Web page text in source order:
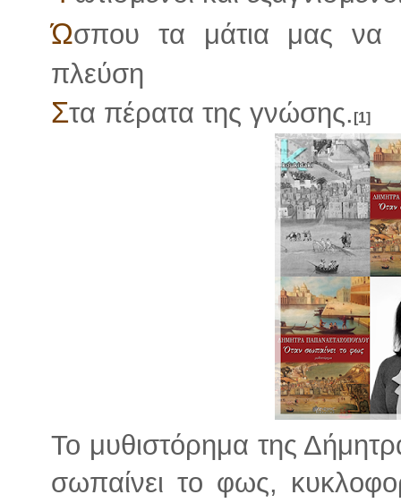
Ώσπου τα μάτια μας να
πλεύση
Στα πέρατα της γνώσης. [1]
Το μυθιστόρημα της
σωπαίνει το φως,